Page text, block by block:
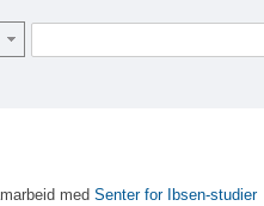
med Senter for Ibsen-studier